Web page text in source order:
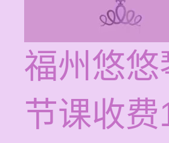
福州悠
节课收